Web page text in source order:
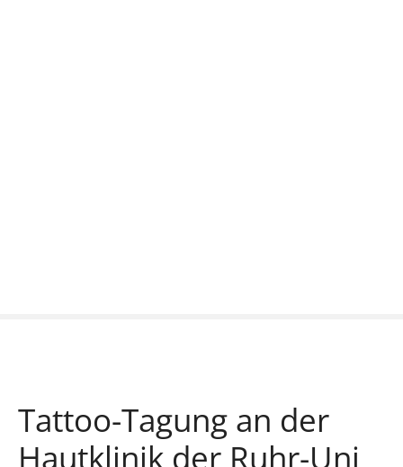
Tattoo-Tagung an der
Hautklinik der Ruhr-Uni